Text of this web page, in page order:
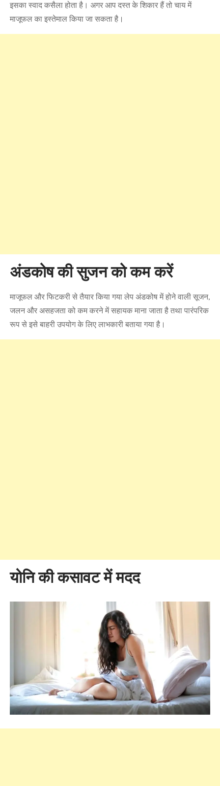
इसका स्वाद कसैला होता है। अगर आप दस्त के शिकार हैं तो चाय में
माजूफल का इस्तेमाल किया जा सकता है।
अंडकोष की सुजन को कम करें
माजूफल और फिटकरी से तैयार किया गया लेप अंडकोष में होने वाली सूजन,
जलन और असहजता को कम करने में सहायक माना जाता है तथा पारंपरिक
रूप से इसे बाहरी उपयोग के लिए लाभकारी बताया गया है।
योनि की कसावट में मदद